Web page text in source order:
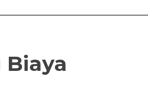
Biaya